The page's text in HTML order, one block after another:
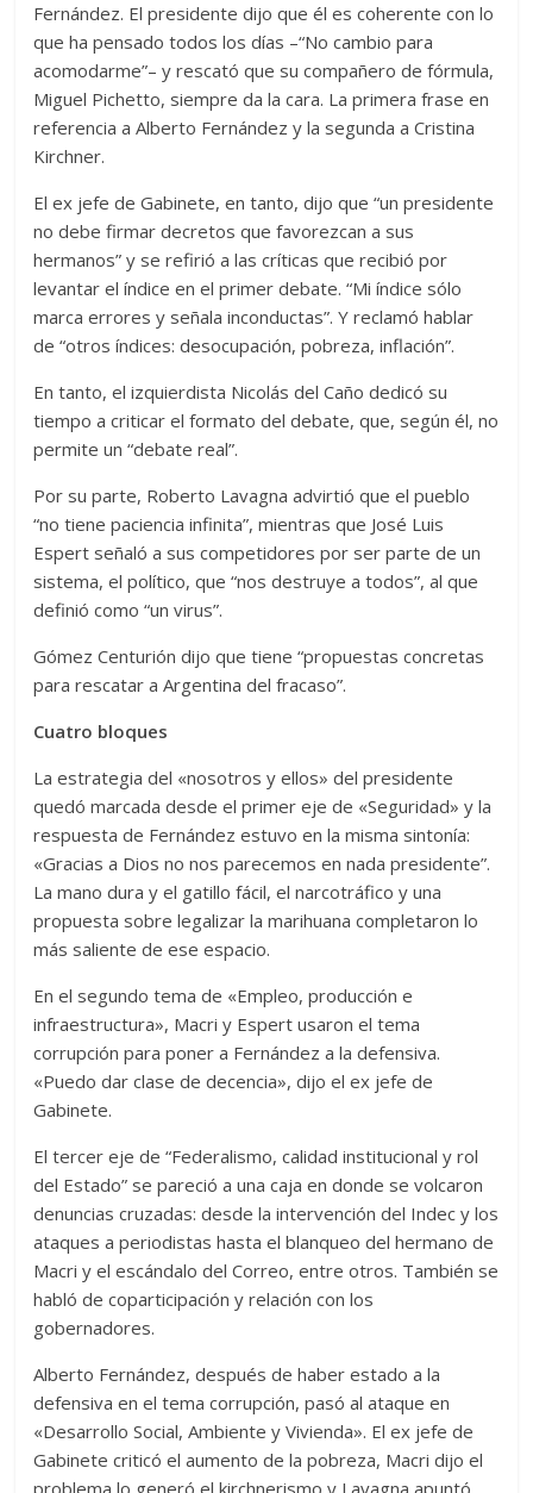
Fernández. El presidente dijo que él es coherente con lo
que ha pensado todos los días –“No cambio para
acomodarme”– y rescató que su compañero de fórmula,
Miguel Pichetto, siempre da la cara. La primera frase en
referencia a Alberto Fernández y la segunda a Cristina
Kirchner.
El ex jefe de Gabinete, en tanto, dijo que “un presidente
no debe firmar decretos que favorezcan a sus
hermanos” y se refirió a las críticas que recibió por
levantar el índice en el primer debate. “Mi índice sólo
marca errores y señala inconductas”. Y reclamó hablar
de “otros índices: desocupación, pobreza, inflación”.
En tanto, el izquierdista Nicolás del Caño dedicó su
tiempo a criticar el formato del debate, que, según él, no
permite un “debate real”.
Por su parte, Roberto Lavagna advirtió que el pueblo
“no tiene paciencia infinita”, mientras que José Luis
Espert señaló a sus competidores por ser parte de un
sistema, el político, que “nos destruye a todos”, al que
definió como “un virus”.
Gómez Centurión dijo que tiene “propuestas concretas
para rescatar a Argentina del fracaso”.
Cuatro bloques
La estrategia del «nosotros y ellos» del presidente
quedó marcada desde el primer eje de «Seguridad» y la
respuesta de Fernández estuvo en la misma sintonía:
«Gracias a Dios no nos parecemos en nada presidente”.
La mano dura y el gatillo fácil, el narcotráfico y una
propuesta sobre legalizar la marihuana completaron lo
más saliente de ese espacio.
En el segundo tema de «Empleo, producción e
infraestructura», Macri y Espert usaron el tema
corrupción para poner a Fernández a la defensiva.
«Puedo dar clase de decencia», dijo el ex jefe de
Gabinete.
El tercer eje de “Federalismo, calidad institucional y rol
del Estado” se pareció a una caja en donde se volcaron
denuncias cruzadas: desde la intervención del Indec y los
ataques a periodistas hasta el blanqueo del hermano de
Macri y el escándalo del Correo, entre otros. También se
habló de coparticipación y relación con los
gobernadores.
Alberto Fernández, después de haber estado a la
defensiva en el tema corrupción, pasó al ataque en
«Desarrollo Social, Ambiente y Vivienda». El ex jefe de
Gabinete criticó el aumento de la pobreza, Macri dijo el